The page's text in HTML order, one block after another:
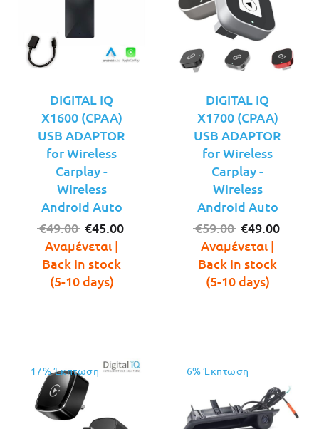
DIGITAL IQ
X1600 (CPAA)
USB ADAPTOR
for Wireless
Carplay -
Wireless
Android Auto
€49.00 Original
price
was:
€49.00.
€45.00
Αναμένεται |
Back in stock
(5-10 days)
DIGITAL IQ
X1700 (CPAA)
USB ADAPTOR
for Wireless
Carplay -
Wireless
Android Auto
€59.00 Original
price
was:
€59.00.
€49.00
Αναμένεται |
Back in stock
(5-10 days)
17% Έκπτωση 6% Έκπτωση